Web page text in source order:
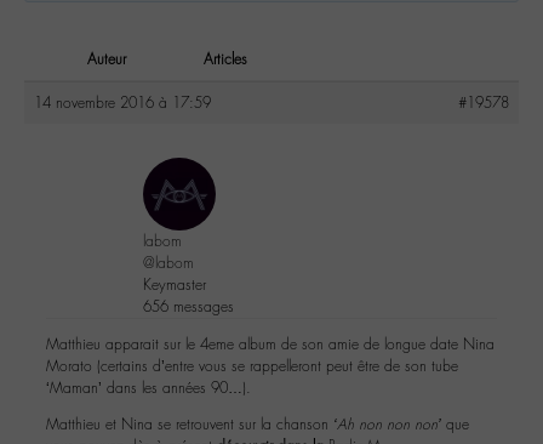
Auteur Articles
14 novembre 2016 à 17:59 #19578
labom
@labom
Keymaster
656 messages
Matthieu apparait sur le 4eme album de son amie de longue date Nina
Morato (certains d’entre vous se rappelleront peut être de son tube
‘Maman’ dans les années 90…).
Matthieu et Nina se retrouvent sur la chanson ‘Ah non non non’ que